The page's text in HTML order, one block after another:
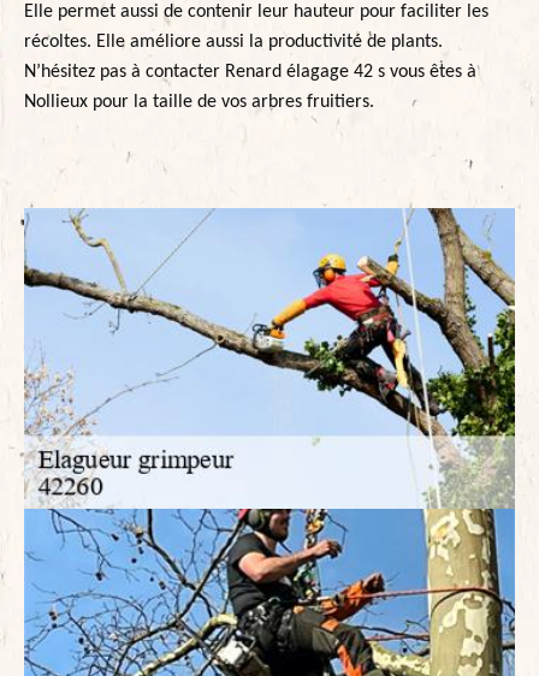
Elle permet aussi de contenir leur hauteur pour faciliter les
récoltes. Elle améliore aussi la productivité de plants.
N’hésitez pas à contacter Renard élagage 42 s vous êtes à
Nollieux pour la taille de vos arbres fruitiers.